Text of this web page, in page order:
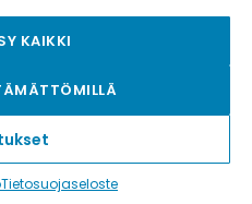
KAIKKI
Tietosuojaseloste